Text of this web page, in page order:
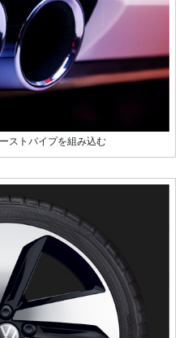
ストパイプを組み込む